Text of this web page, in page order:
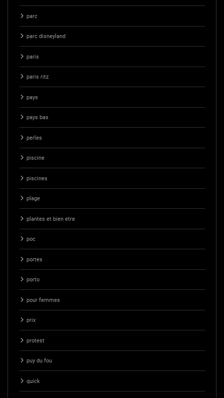
parc
parc disneyland
paris
paris ritz
pays
pays bas
perles
piscine
piscines
plage
plantes et bien etre
poc
portes
porto
pour femmes
prix
protest
puy du fou
quick